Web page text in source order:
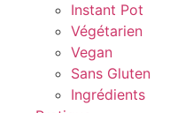
Instant Pot
Végétarien
Vegan
Sans Gluten
Ingrédients